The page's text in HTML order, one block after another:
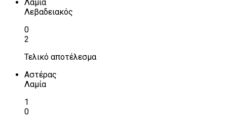
Λαμία
Λεβαδειακός
0
2
Τελικό αποτέλεσμα
Αστέρας
Λαμία
1
0